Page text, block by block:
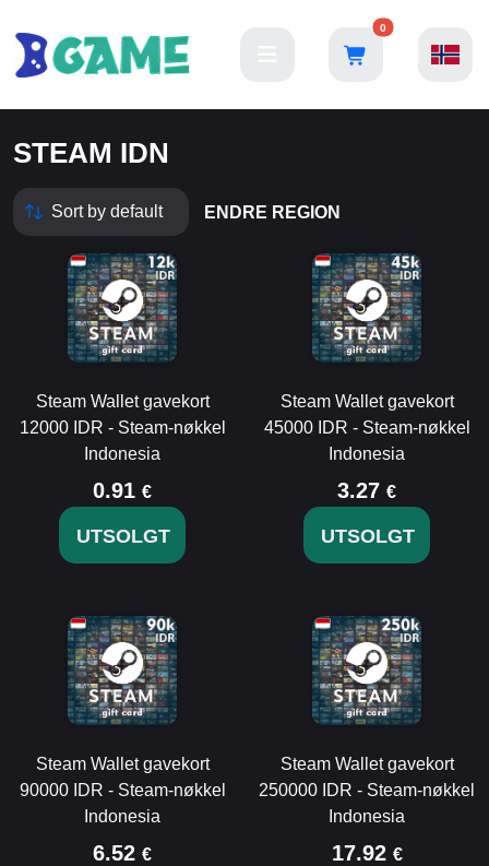
0
STEAM IDN
ENDRE REGION
Steam Wallet gavekort
12000 IDR - Steam-nøkkel
Indonesia
0.91 €
UTSOLGT
Steam Wallet gavekort
45000 IDR - Steam-nøkkel
Indonesia
3.27 €
UTSOLGT
Steam Wallet gavekort
90000 IDR - Steam-nøkkel
Indonesia
6.52 €
Steam Wallet gavekort
250000 IDR - Steam-nøkkel
Indonesia
17.92 €